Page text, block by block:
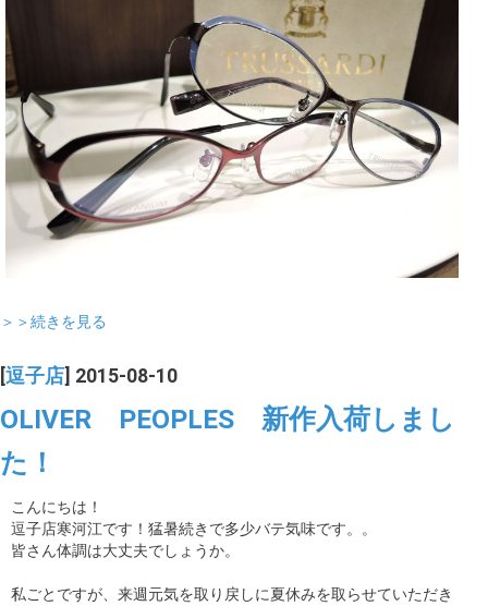
＞＞続きを見る
逗子店 ] 2015-08-10
OLIVER PEOPLES 新作入荷しまし
た！
こんにちは！
逗子店寒河江です！猛暑続きで多少バテ気味です。。
皆さん体調は大丈夫でしょうか。
私ごとですが、来週元気を取り戻しに夏休みを取らせていただき